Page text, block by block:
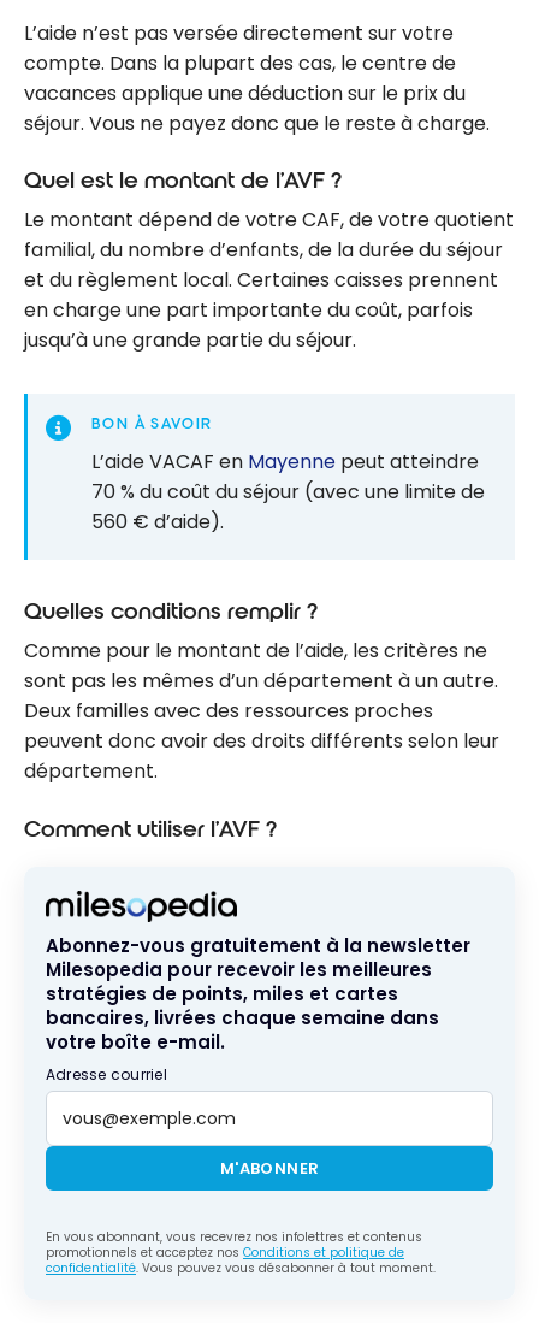
L’aide n’est pas versée directement sur votre
compte. Dans la plupart des cas, le centre de
vacances applique une déduction sur le prix du
séjour. Vous ne payez donc que le reste à charge.
Quel est le montant de l’AVF ?
Le montant dépend de votre CAF, de votre quotient
familial, du nombre d’enfants, de la durée du séjour
et du règlement local. Certaines caisses prennent
en charge une part importante du coût, parfois
jusqu’à une grande partie du séjour.
BON À SAVOIR
L’aide VACAF en Mayenne peut atteindre
70 % du coût du séjour (avec une limite de
560 € d’aide).
Quelles conditions remplir ?
Comme pour le montant de l’aide, les critères ne
sont pas les mêmes d’un département à un autre.
Deux familles avec des ressources proches
peuvent donc avoir des droits différents selon leur
département.
Comment utiliser l’AVF ?
Abonnez-vous gratuitement à la newsletter
Milesopedia pour recevoir les meilleures
stratégies de points, miles et cartes
bancaires, livrées chaque semaine dans
votre boîte e-mail.
Adresse courriel
M'ABONNER
En vous abonnant, vous recevrez nos infolettres et contenus
promotionnels et acceptez nos Conditions et politique de
confidentialité. Vous pouvez vous désabonner à tout moment.